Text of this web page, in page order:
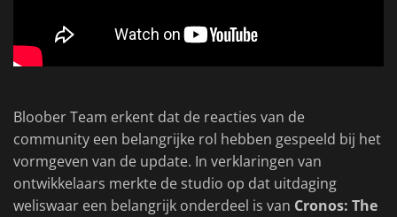
Bloober Team erkent dat de reacties van de
community een belangrijke rol hebben gespeeld bij het
vormgeven van de update. In verklaringen van
ontwikkelaars merkte de studio op dat uitdaging
weliswaar een belangrijk onderdeel is van Cronos: The